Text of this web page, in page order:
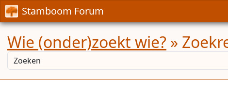
Stamboom Forum
Wie (onder)zoekt wie? »